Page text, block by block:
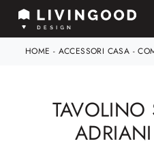
HOME - ACCESSORI CASA -
TAVOLINO